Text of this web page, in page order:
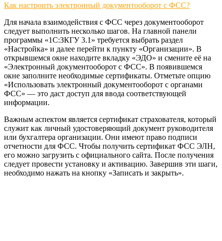
Как настроить электронный документооборот с ФСС?
Для начала взаимодействия с ФСС через документооборот
следует выполнить несколько шагов. На главной панели
программы «1С:ЗКГУ 3.1» требуется выбрать раздел
«Настройка» и далее перейти к пункту «Организации». В
открывшемся окне находите вкладку «ЭДО» и смените её на
«Электронный документооборот с ФСС». В появившемся
окне заполните необходимые сертификаты. Отметьте опцию
«Использовать электронный документооборот с органами
ФСС» — это даст доступ для ввода соответствующей
информации.
Важным аспектом является сертификат страхователя, который
служит как личный удостоверяющий документ руководителя
или бухгалтера организации. Они имеют право подписи
отчетности для ФСС. Чтобы получить сертификат ФСС ЭЛН,
его можно загрузить с официального сайта. После получения
следует провести установку и активацию. Завершив эти шаги,
необходимо нажать на кнопку «Записать и закрыть».